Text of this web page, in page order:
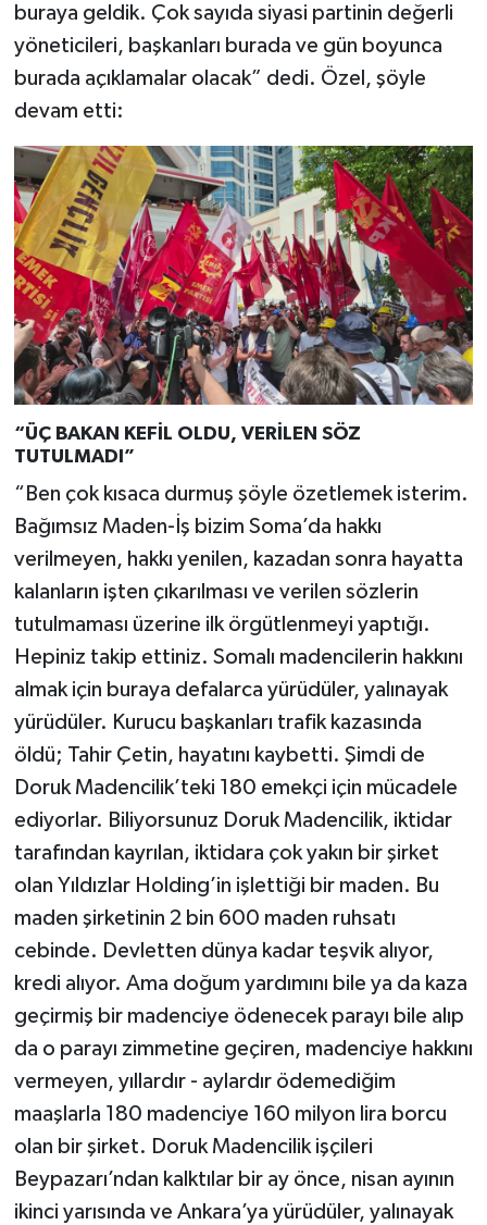
buraya geldik. Çok sayıda siyasi partinin değerli
yöneticileri, başkanları burada ve gün boyunca
burada açıklamalar olacak” dedi. Özel, şöyle
devam etti:
“ÜÇ BAKAN KEFİL OLDU, VERİLEN SÖZ
TUTULMADI”
“Ben çok kısaca durmuş şöyle özetlemek isterim.
Bağımsız Maden-İş bizim Soma’da hakkı
verilmeyen, hakkı yenilen, kazadan sonra hayatta
kalanların işten çıkarılması ve verilen sözlerin
tutulmaması üzerine ilk örgütlenmeyi yaptığı.
Hepiniz takip ettiniz. Somalı madencilerin hakkını
almak için buraya defalarca yürüdüler, yalınayak
yürüdüler. Kurucu başkanları trafik kazasında
öldü; Tahir Çetin, hayatını kaybetti. Şimdi de
Doruk Madencilik’teki 180 emekçi için mücadele
ediyorlar. Biliyorsunuz Doruk Madencilik, iktidar
tarafından kayrılan, iktidara çok yakın bir şirket
olan Yıldızlar Holding’in işlettiği bir maden. Bu
maden şirketinin 2 bin 600 maden ruhsatı
cebinde. Devletten dünya kadar teşvik alıyor,
kredi alıyor. Ama doğum yardımını bile ya da kaza
geçirmiş bir madenciye ödenecek parayı bile alıp
da o parayı zimmetine geçiren, madenciye hakkını
vermeyen, yıllardır - aylardır ödemediğim
maaşlarla 180 madenciye 160 milyon lira borcu
olan bir şirket. Doruk Madencilik işçileri
Beypazarı’ndan kalktılar bir ay önce, nisan ayının
ikinci yarısında ve Ankara’ya yürüdüler, yalınayak